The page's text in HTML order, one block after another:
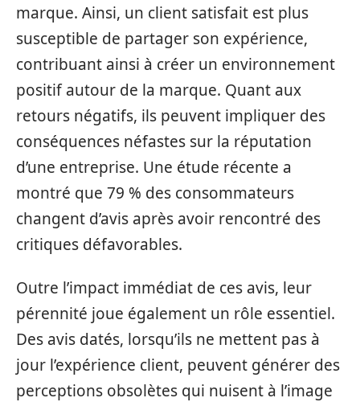
marque. Ainsi, un client satisfait est plus
susceptible de partager son expérience,
contribuant ainsi à créer un environnement
positif autour de la marque. Quant aux
retours négatifs, ils peuvent impliquer des
conséquences néfastes sur la réputation
d’une entreprise. Une étude récente a
montré que 79 % des consommateurs
changent d’avis après avoir rencontré des
critiques défavorables.
Outre l’impact immédiat de ces avis, leur
pérennité joue également un rôle essentiel.
Des avis datés, lorsqu’ils ne mettent pas à
jour l’expérience client, peuvent générer des
perceptions obsolètes qui nuisent à l’image